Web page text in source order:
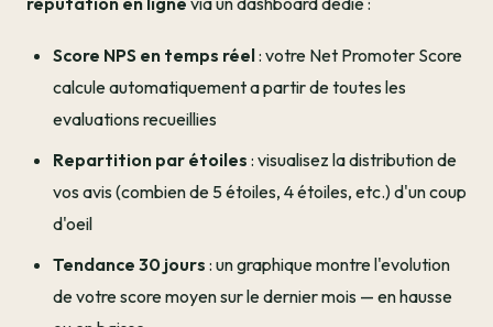
Score NPS en temps réel: votre Net Promoter Score
calcule automatiquement a partir de toutes les
evaluations recueillies
Repartition par étoiles : visualisez la distribution de
vos avis (combien de 5 étoiles, 4 étoiles, etc.) d'un coup
d'oeil
Tendance 30 jours : un graphique montre l'evolution
de votre score moyen sur le dernier mois — en hausse